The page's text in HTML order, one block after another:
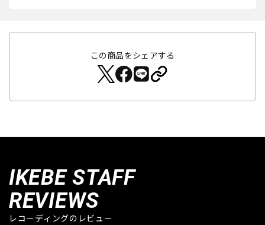
この商品をシェアする
IKEBE STAFF
REVIEWS
レコーディングのレビュー